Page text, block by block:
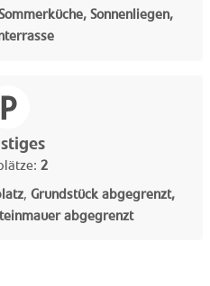
Sonnenliegen,
2
, Grundstück abgegrenzt,
abgegrenzt